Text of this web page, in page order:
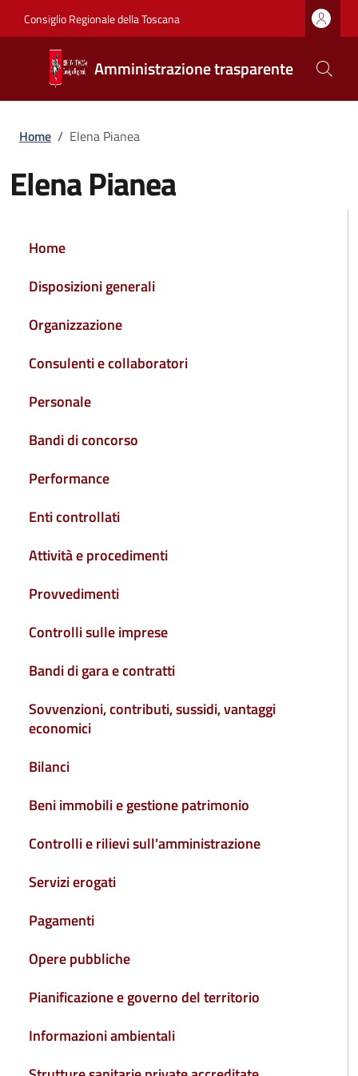
Consiglio Regionale della Toscana
Amministrazione trasparente
Briciole di pane
Home / Elena Pianea
Elena Pianea
NAVIGAZIONE PRINCIPALE
Home
Disposizioni generali
Organizzazione
Consulenti e collaboratori
Personale
Bandi di concorso
Performance
Enti controllati
Attività e procedimenti
Provvedimenti
Controlli sulle imprese
Bandi di gara e contratti
Sovvenzioni, contributi, sussidi, vantaggi
economici
Bilanci
Beni immobili e gestione patrimonio
Controlli e rilievi sull'amministrazione
Servizi erogati
Pagamenti
Opere pubbliche
Pianificazione e governo del territorio
Informazioni ambientali